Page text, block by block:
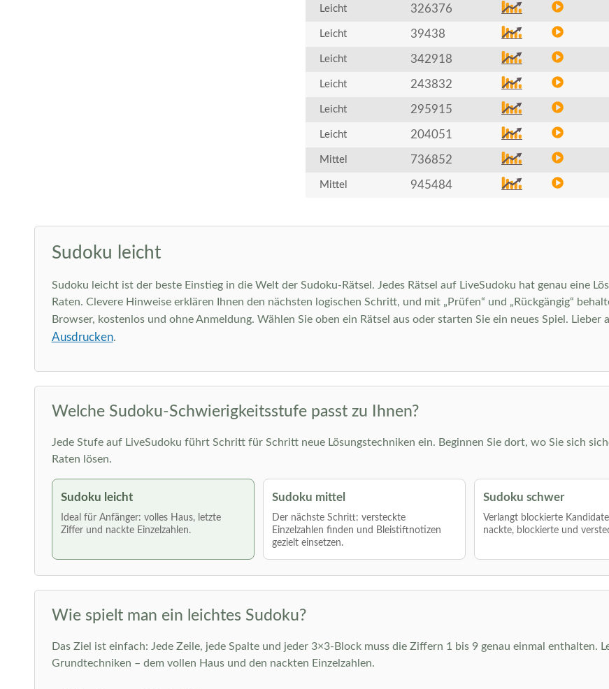
Leicht 326376
Leicht 39438
Leicht 342918
Leicht 243832
Leicht 295915
Leicht 204051
Mittel 736852
Mittel 945484
Sudoku leicht
Sudoku leicht ist der beste Einstieg in die Welt der Sudoku-Rätsel. Jedes Rätsel auf LiveSudoku hat genau eine
Raten. Clevere Hinweise erklären Ihnen den nächsten logischen Schritt, und mit „Prüfen“ und „Rückgängig“
Browser, kostenlos und ohne Anmeldung. Wählen Sie oben ein Rätsel aus oder starten Sie ein neues Spiel. Lieber
Ausdrucken.
Welche Sudoku-Schwierigkeitsstufe passt zu Ihnen?
Jede Stufe auf LiveSudoku führt Schritt für Schritt neue Lösungstechniken ein. Beginnen Sie dort, wo Sie sich
Raten lösen.
Sudoku leicht
Ideal für Anfänger: volles Haus, letzte
Ziffer und nackte Einzelzahlen.
Sudoku mittel
Der nächste Schritt: versteckte
Einzelzahlen finden und Bleistiftnotizen
gezielt einsetzen.
Sudoku schwer
Verlangt blockierte
nackte, blockierte und
Wie spielt man ein leichtes Sudoku?
Das Ziel ist einfach: Jede Zeile, jede Spalte und jeder 3×3-Block muss die Ziffern 1 bis 9 genau einmal enthalten.
Grundtechniken – dem vollen Haus und den nackten Einzelzahlen.